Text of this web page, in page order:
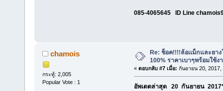
085-4065645 ID Line
chamois
กระทู้: 2,005
Popular Vote : 1
Re: ช็อค!!!!ล้อเเม็กและยา
100% ราคาเบาๆพร้อมใช้ง
« ตอบกลับ #7 เมื่อ: กันยายน 20, 2017,
อัพเดตล่าสุด 20 กันยายน